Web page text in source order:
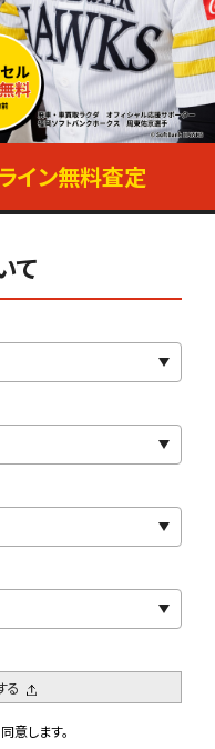
イン無料査定
て
る
意します。